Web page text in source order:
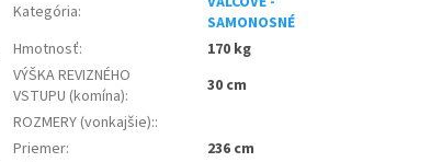
Kategória:
SAMONOSNÉ
Hmotnosť:
170 kg
VÝŠKA REVIZNÉHO
VSTUPU (komína):
30 cm
ROZMERY (vonkajšie)::
Priemer:
236 cm